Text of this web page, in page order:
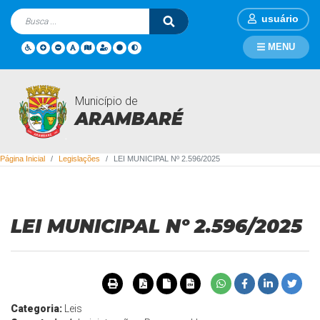
usuário
Município de
ARAMBARÉ
MENU
Legislações
Página Inicial Legislações LEI MUNICIPAL Nº 2.596/2025
LEI MUNICIPAL Nº 2.596/2025
Categoria:
Leis